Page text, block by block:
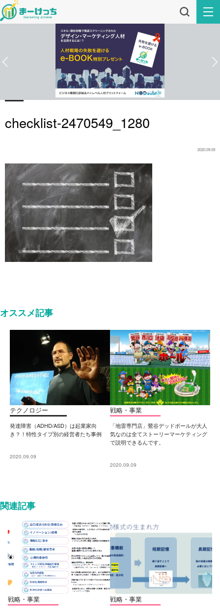
checklist-2470549_1280
2020.09.09
オススメ記事
テクノロジー
発達障害（ADHD/ASD）は起業家向
き？！特性タイプ別の経営者たち事例
2020.09.09
戦略・事業
「地雷専門店」鶯谷デッドボールが大人
気なのは全てストーリーマーケティング
で説明できるんです。
2020.09.09
関連記事
戦略・事業 戦略・事業